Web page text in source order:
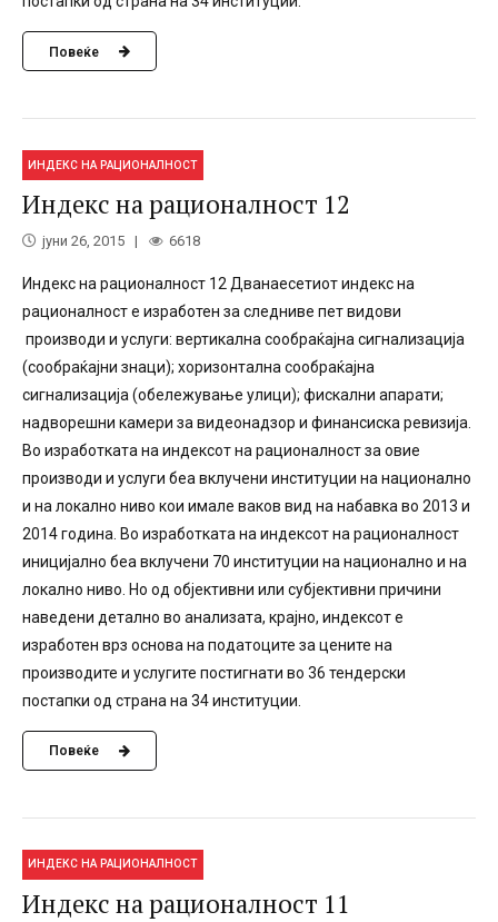
Повеќе
ИНДЕКС НА РАЦИОНАЛНОСТ
Индекс на рационалност 12
јуни 26, 2015 6618
Индекс на рационалност 12 Дванаесетиот индекс на
рационалност е изработен за следниве пет видови
производи и услуги: вертикална сообраќајна сигнализација
(сообраќајни знаци); хоризонтална сообраќајна
сигнализација (обележување улици); фискални апарати;
надворешни камери за видеонадзор и финансиска ревизија.
Во изработката на индексот на рационалност за овие
производи и услуги беа вклучени институции на национално
и на локално ниво кои имале ваков вид на набавка во 2013 и
2014 година. Во изработката на индексот на рационалност
иницијално беа вклучени 70 институции на национално и на
локално ниво. Но од објективни или субјективни причини
наведени детално во анализата, крајно, индексот е
изработен врз основа на податоците за цените на
производите и услугите постигнати во 36 тендерски
постапки од страна на 34 институции.
Повеќе
ИНДЕКС НА РАЦИОНАЛНОСТ
Индекс на рационалност 11